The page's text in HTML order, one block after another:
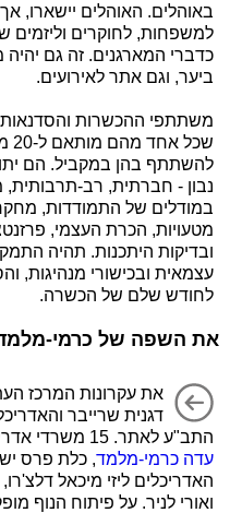
באוהלים. האוהלים יישארו,
למשפחות, לחוקרים וליזמים
כדברי המארגנים. זה גם יהיה
ביער, וגם אתר לאירועים.
להשתתף בהן במקביל. הם
נבון - חברתית, רב-תרבותית,
במודלים של התמודדות,
מטעויות, הכרת העצמי,
ובדיקות היתכנות. תהיה
עצמאית ובכישורי מנהיגות,
לחודש שלם של הכשרה.
את השפה של כרמי-
את עקרונות המרכז
דגנית שרייבר
התב"ע לאתר. 15 משרדי אדריכלים ניגשו לתחרות, שהזוכה היא
עדה כרמי-מלמד, כלת פרס
האדריכלים ליזי מיכאל
ואורי לניר. על פיתוח הנוף